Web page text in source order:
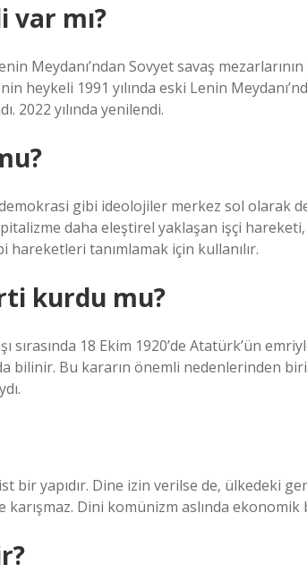
var mı?
Meydanı’ndan Sovyet savaş
heykeli 1991 yılında eski Lenin
2022 yılında yenilendi.
gibi ideolojiler merkez sol olarak
daha eleştirel yaklaşan işçi
tanımlamak için kullanılır.
kurdu mu?
18 Ekim 1920’de Atatürk’ün
bilinir. Bu kararın önemli nedenlerinden
yapıdır. Dine izin verilse de, ülkedeki
Dini komünizm aslında